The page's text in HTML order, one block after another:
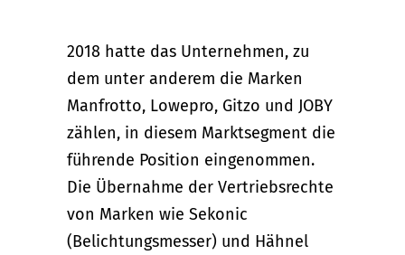
2018 hatte das Unternehmen, zu
dem unter anderem die Marken
Manfrotto, Lowepro, Gitzo und JOBY
zählen, in diesem Marktsegment die
führende Position eingenommen.
Die Übernahme der Vertriebsrechte
von Marken wie Sekonic
(Belichtungsmesser) und Hähnel